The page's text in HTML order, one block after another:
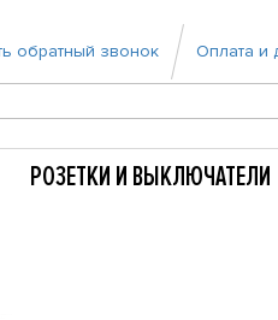
обратный звонок Оплата и
РОЗЕТКИ И ВЫКЛЮЧАТЕЛИ